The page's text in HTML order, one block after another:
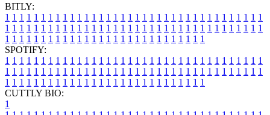
BITLY:
1 1 1 1 1 1 1 1 1 1 1 1 1 1 1 1 1 1 1 1 1 1 1 1 1 1 1 1 1 1 1 1 1 1 1 1
1 1 1 1 1 1 1 1 1 1 1 1 1 1 1 1 1 1 1 1 1 1 1 1 1 1 1 1 1 1 1 1 1 1 1 1
1 1 1 1 1 1 1 1 1 1 1 1 1 1 1 1 1 1 1 1 1 1 1 1 1 1 1 1
SPOTIFY:
1 1 1 1 1 1 1 1 1 1 1 1 1 1 1 1 1 1 1 1 1 1 1 1 1 1 1 1 1 1 1 1 1 1 1 1
1 1 1 1 1 1 1 1 1 1 1 1 1 1 1 1 1 1 1 1 1 1 1 1 1 1 1 1 1 1 1 1 1 1 1 1
1 1 1 1 1 1 1 1 1 1 1 1 1 1 1 1 1 1 1 1 1 1 1 1 1 1 1 1
CUTTLY BIO:
1